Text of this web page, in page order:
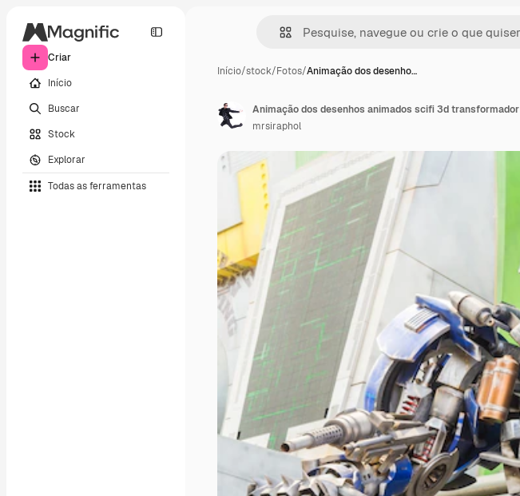
Criar
Início
Buscar
Stock
Explorar
Todas as ferramentas
Início/stock/Fotos/Animação dos desenho…
Animação dos desenhos animados scifi 3d transformador
mrsiraphol